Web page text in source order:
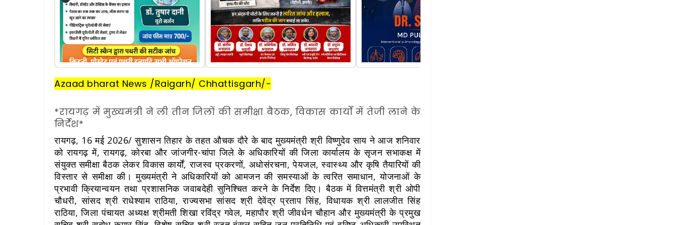
Azaad bharat News /Raigarh/ Chhattisgarh/-
*रायगढ़ में मुख्यमंत्री ने ली तीन जिलों की समीक्षा बैठक, विकास कार्यों में तेजी लाने के
निर्देश*
रायगढ़, 16 मई 2026/ सुशासन तिहार के तहत औचक दौरे के बाद मुख्यमंत्री श्री विष्णुदेव साय ने आज शनिवार
को रायगढ़ में, रायगढ़, कोरबा और जांजगीर-चांपा जिले के अधिकारियों की जिला कार्यालय के सृजन सभाकक्ष में
संयुक्त समीक्षा बैठक लेकर विकास कार्यों, राजस्व प्रकरणों, अधोसंरचना, पेयजल, स्वास्थ्य और कृषि तैयारियों की
विस्तार से समीक्षा की। मुख्यमंत्री ने अधिकारियों को आमजन की समस्याओं के त्वरित समाधान, योजनाओं के
प्रभावी क्रियान्वयन तथा प्रशासनिक जवाबदेही सुनिश्चित करने के निर्देश दिए। बैठक में वित्तमंत्री श्री ओपी
चौधरी, सांसद श्री राधेश्याम राठिया, राज्यसभा सांसद श्री देवेंद्र प्रताप सिंह, विधायक श्री लालजीत सिंह
राठिया, जिला पंचायत अध्यक्ष श्रीमती शिखा रविंद्र गवेल, महापौर श्री जीवर्धन चौहान और मुख्यमंत्री के प्रमुख